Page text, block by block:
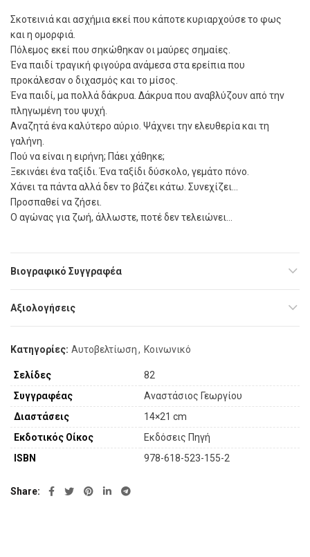
Σκοτεινιά και ασχήµια εκεί που κάποτε κυριαρχούσε το φως
και η οµορφιά.
Πόλεµος εκεί που σηκώθηκαν οι µαύρες σηµαίες.
Ένα παιδί τραγική φιγούρα ανάµεσα στα ερείπια που
προκάλεσαν ο διχασµός και το µίσος.
Ένα παιδί, µα πολλά δάκρυα. Δάκρυα που αναβλύζουν από την
πληγωµένη του ψυχή.
Αναζητά ένα καλύτερο αύριο. Ψάχνει την ελευθερία και τη
γαλήνη.
Πού να είναι η ειρήνη; Πάει χάθηκε;
Ξεκινάει ένα ταξίδι. Ένα ταξίδι δύσκολο, γεµάτο πόνο.
Χάνει τα πάντα αλλά δεν το βάζει κάτω. Συνεχίζει…
Προσπαθεί να ζήσει.
Ο αγώνας για ζωή, άλλωστε, ποτέ δεν τελειώνει…
Βιογραφικό Συγγραφέα
Αξιολογήσεις
Κατηγορίες: Αυτοβελτίωση, Κοινωνικό
Σελίδες
82
Συγγραφέας
Αναστάσιος Γεωργίου
Διαστάσεις
14×21 cm
Εκδοτικός Οίκος
Εκδόσεις Πηγή
ISBN
978-618-523-155-2
Share